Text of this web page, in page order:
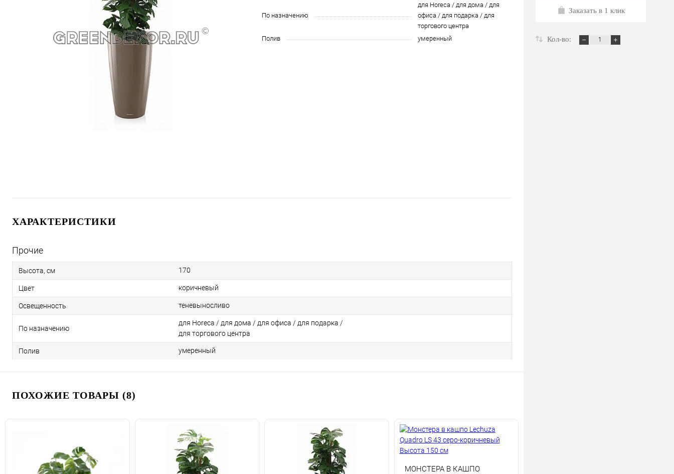
По назначению
для Horeca / для дома / для
офиса / для подарка / для
торгового центра
Полив
умеренный
ХАРАКТЕРИСТИКИ
Прочие
Высота, см 170
Цвет коричневый
Освещенность теневыносливо
По назначению
для Horeca / для дома / для офиса / для подарка /
для торгового центра
Полив умеренный
ПОХОЖИЕ ТОВАРЫ (8)
МОНСТЕРА В КАШПО
Заказать в 1 клик
Кол-во: